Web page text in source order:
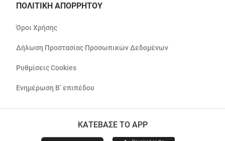
ΠΟΛΙΤΙΚΗ ΑΠΟΡΡΗΤΟΥ
Όροι Χρήσης
Δήλωση Προστασίας Προσωπικών Δεδομένων
Ρυθμίσεις Cookies
Ενημέρωση Β’ επιπέδου
ΚΑΤΕΒΑΣΕ ΤΟ APP